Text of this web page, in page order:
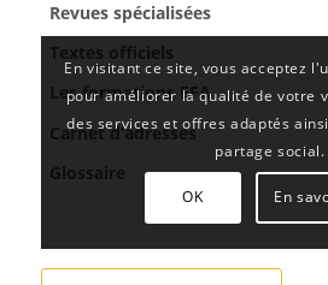
Revues spécialisées
Textes officiels
Les formations EFA
Carnet d’adresses
Glossaire
En visitant ce site, vous acceptez
pour améliorer la qualité de votre
des services et offres adaptés
partage social.
OK En